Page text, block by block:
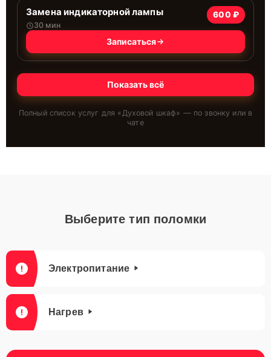
Замена индикаторной лампы
30 мин
600 ₽
Записаться
Показать всё
Полный список услуг для «Духовой шкаф» — по звонку или в
чате
Выберите тип поломки
Электропитание
Нагрев